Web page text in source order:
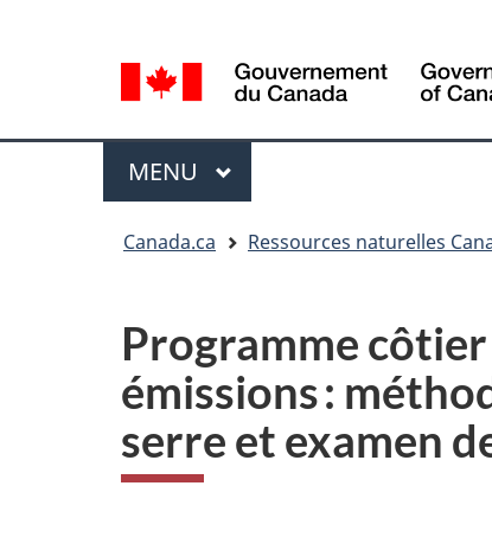
de
la
langue
selection
Menu
MENU PRINCIPAL
Canada.ca Ressources naturelles
Programme
émissions :
serre et examen